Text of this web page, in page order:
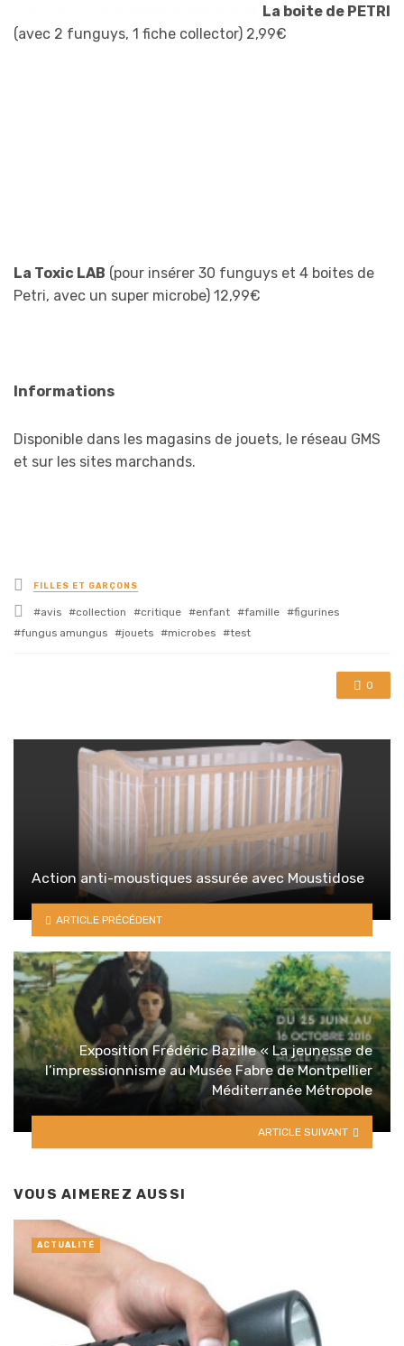
La boite de PETRI
(avec 2 funguys, 1 fiche collector) 2,99€
La Toxic LAB (pour insérer 30 funguys et 4 boites de
Petri, avec un super microbe) 12,99€
Informations
Disponible dans les magasins de jouets, le réseau GMS
et sur les sites marchands.
Posted
in
FILLES ET GARÇONS
Tagged
with
avis collection critique enfant famille
figurines
fungus amungus
jouets microbes test
0
Action anti-moustiques assurée avec Moustidose
ARTICLE PRÉCÉDENT
Exposition Frédéric Bazille « La jeunesse de
l’impressionnisme au Musée Fabre de Montpellier
Méditerranée Métropole
ARTICLE SUIVANT
VOUS AIMEREZ AUSSI
ACTUALITÉ